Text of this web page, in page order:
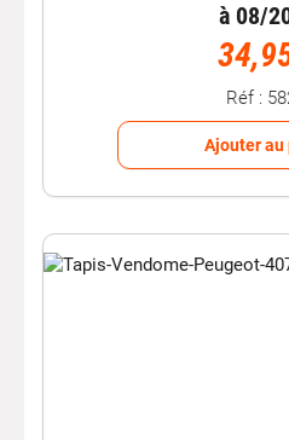
à 08/
Réf :
Ajouter au